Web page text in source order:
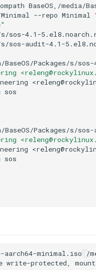
BaseOS,/media/
--repo Minimal
sos-4.1-
sos-audit-4.1-
BaseOS/Packages/s/
sos
BaseOS/Packages/s/
sos
aarch64-minimal.iso
/
write-protected,